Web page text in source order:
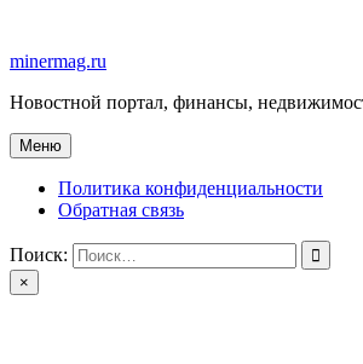
содержимому
minermag.ru
Новостной портал, финансы,
Меню
Политика конфиденциальности
Обратная связь
Поиск:
×